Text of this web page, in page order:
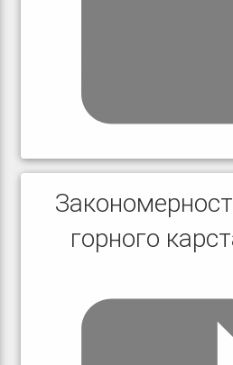
горного